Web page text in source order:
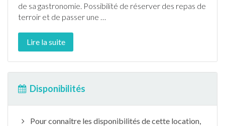
de sa gastronomie. Possibilité de réserver des repas de
terroir et de passer une …
Lire la suite
Disponibilités
Pour connaître les disponibilités de cette location,